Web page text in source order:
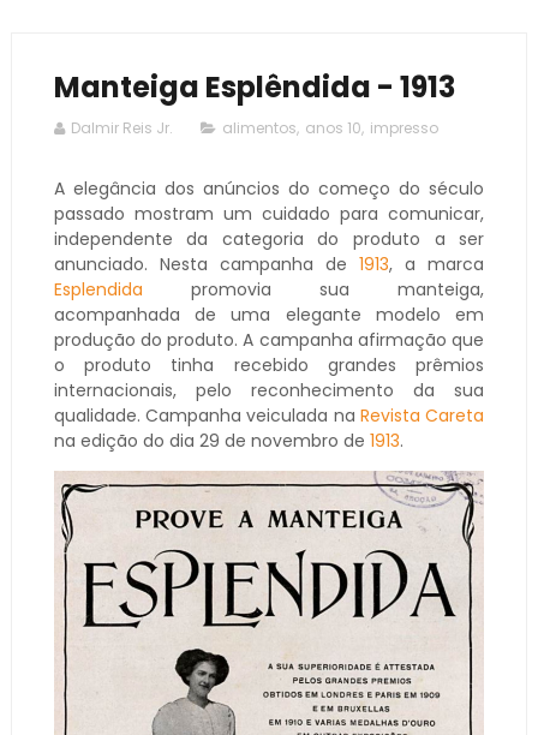
Manteiga Esplêndida - 1913
Dalmir Reis Jr. alimentos, anos 10, impresso
A elegância dos anúncios do começo do século
passado mostram um cuidado para comunicar,
independente da categoria do produto a ser
anunciado. Nesta campanha de1913, a marca
Esplendida promovia sua manteiga,
acompanhada de uma elegante modelo em
produção do produto. A campanha afirmação que
o produto tinha recebido grandes prêmios
internacionais, pelo reconhecimento da sua
qualidade. Campanha veiculada na Revista Careta
na edição do dia 29 de novembro de 1913.